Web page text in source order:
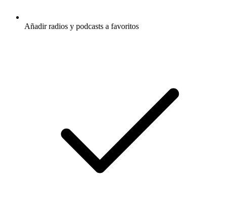
Añadir radios y podcasts a favoritos